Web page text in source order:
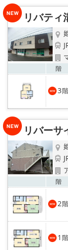
リバティ
階
3階
リバーサ
階
2階
1 階